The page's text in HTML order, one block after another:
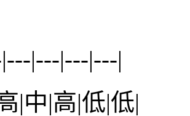
|---|---|---|
|中|高|低|低|